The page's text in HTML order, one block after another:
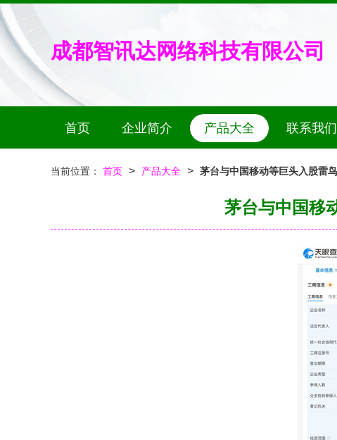
成都智讯达网络科技有限公司
首页 企业简介 产品大全 联系我们
当前位置： 首页 > 产品大全 > 茅台与中国移动等巨头入股雷
茅台与中国移